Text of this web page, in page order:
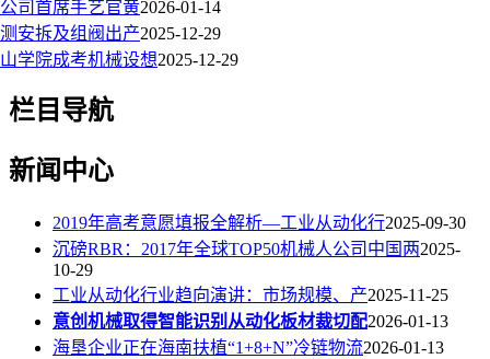
司首席手艺官黄2026-01-14
安拆及组阀出产2025-12-29
学院成考机械设想2025-12-29
栏目导航
新闻中心
2019年高考意愿填报全解析—工业从动化行2025-09-30
沉磅RBR：2017年全球TOP50机械人公司中国两2025-
10-29
工业从动化行业趋向演讲：市场规模、产2025-11-25
意创机械取得智能识别从动化板材裁切配2026-01-13
海垦企业正在海南扶植“1+8+N”冷链物流2026-01-13